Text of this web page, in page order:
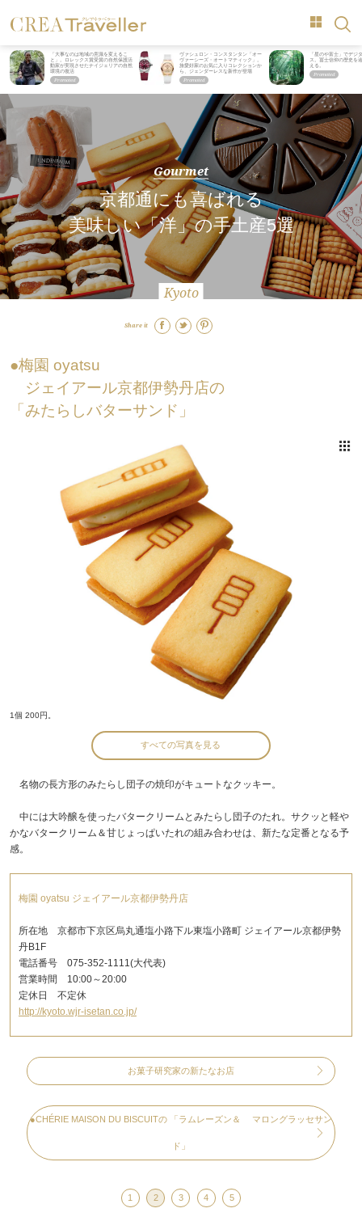
「大事なのは地域の意識を変えるこ
と」。ロレックス賞受賞の自然保護活
動家が実現させたナイジェリアの自然
環境の復活
ヴァシュロン・コンスタンタン「オー
ヴァーシーズ・オートマティック」。
旅愛好家のお気に入りコレクションか
ら、ジェンダーレスな新作が登場
「星のや富士」でデジ
ス。冨士信仰の歴史を
える。
Gourmet
京都通にも喜ばれる
美味しい「洋」の手土産5選
Kyoto
Share it
●梅園 oyatsu
ジェイアール京都伊勢丹店の
「みたらしバターサンド」
1個 200円。
すべての写真を見る
名物の長方形のみたらし団子の焼印がキュートなクッキー。
中には大吟醸を使ったバタークリームとみたらし団子のたれ。サクッと軽や
かなバタークリーム＆甘じょっぱいたれの組み合わせは、新たな定番となる予
感。
梅園 oyatsu ジェイアール京都伊勢丹店
所在地 京都市下京区烏丸通塩小路下ル東塩小路町 ジェイアール京都伊勢
丹B1F
電話番号 075-352-1111(大代表)
営業時間 10:00～20:00
定休日 不定休
http://kyoto.wjr-isetan.co.jp/
お菓子研究家の新たなお店
●CHÉRIE MAISON DU BISCUITの 「ラムレーズン＆ マロングラッセサン
ド」
1 2 3 4 5